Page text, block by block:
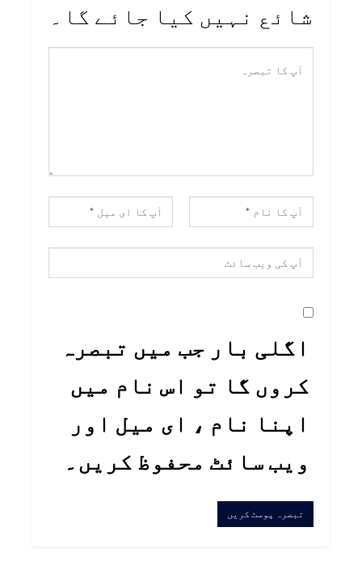
شائع نہیں کیا جائے گا۔
اگلی بار جب میں تبصرہ
کروں گا تو اس نام میں
اپنا نام ، ای میل اور
ویب سائٹ محفوظ کریں۔